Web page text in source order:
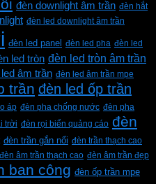
đèn downlight âm trần đèn hắt
đèn led downlight âm trần
đèn led panel đèn led pha đèn led
led tròn đèn led tròn âm trần
âm trần đèn led âm trần mpe
trần đèn led ốp trần
áp đèn pha chống nước đèn pha
trời đèn rọi biển quảng cáo đèn
đèn trần gắn nổi đèn trần thạch cao
đèn âm trần thạch cao đèn âm trần đẹp
ban công đèn ốp trần mpe